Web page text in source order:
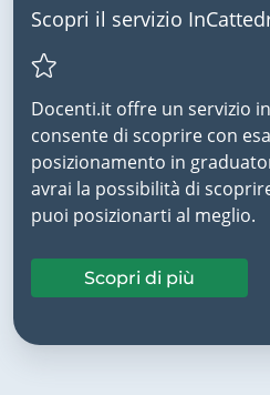
Scopri il servizio
Docenti.it offre un servizio
consente di scoprire con
posizionamento in
avrai la possibilità di
puoi posizionarti al meglio.
Scopri di più